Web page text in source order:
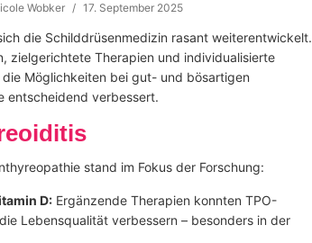
Wobker / 17. September 2025
die Schilddrüsenmedizin rasant weiterentwickelt.
zielgerichtete Therapien und individualisierte
Möglichkeiten bei gut- und bösartigen
entscheidend verbessert.
stand im Fokus der Forschung:
D:Ergänzende Therapien konnten TPO-
Lebensqualität verbessern – besonders in der